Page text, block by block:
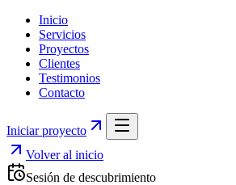
Inicio
Servicios
Proyectos
Clientes
Testimonios
Contacto
Iniciar proyecto
Volver al inicio
Sesión de descubrimiento